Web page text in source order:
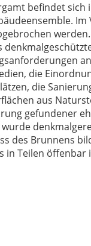
befindet
die
die
aus
gefundener
des Brunnens
in Teilen öffenbar